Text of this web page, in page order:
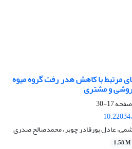
مرتبط با کاهش هدر رفت گروه میوه
و مشتری
17-30
عادل پورقادر چوبر، محمدصالح صدری
1.58 M